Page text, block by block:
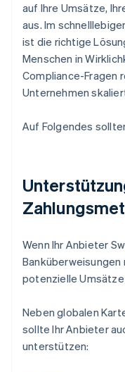
auf Ihre Umsätze,
aus. Im
ist die richtige
Menschen in
Compliance-Fragen
Unternehmen
Auf Folgendes
Wenn Ihr Anbieter
potenzielle Umsätze
Neben globalen
sollte Ihr Anbieter
unterstützen: